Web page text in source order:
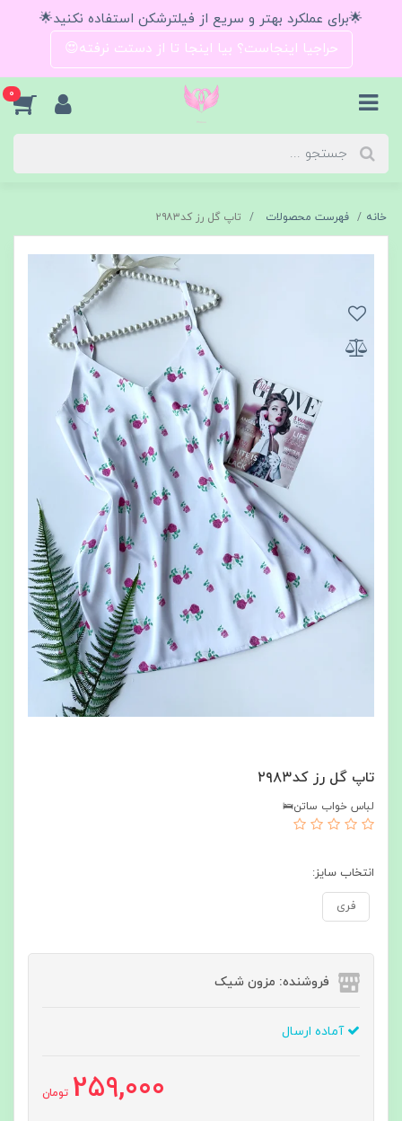
🌟برای عملکرد بهتر و سریع از فیلترشکن استفاده نکنید🌟
حراجیا اینجاست؟ بیا اینجا تا از دستت نرفته😍
0
خانه فهرست محصولات تاپ گل رز کد۲۹۸۳
تاپ گل رز کد۲۹۸۳
لباس خواب ساتن🛌
انتخاب سایز:
فری
فروشنده: مزون شیک
آماده ارسال
259,000 تومان